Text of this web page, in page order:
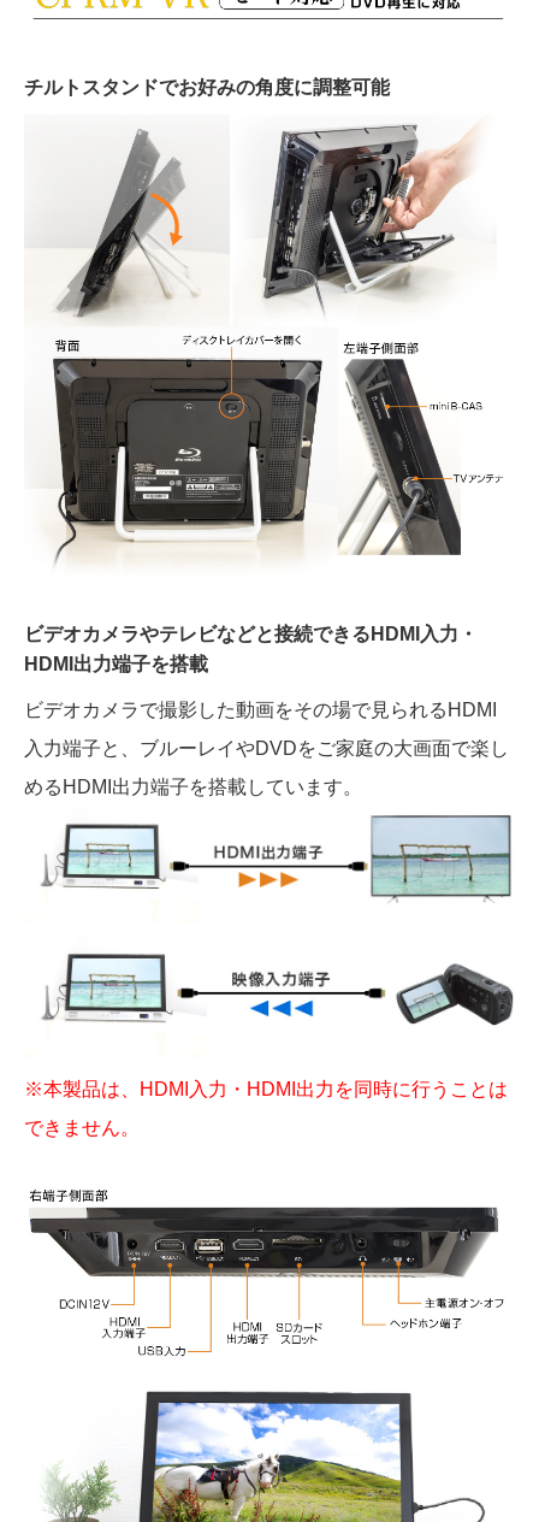
チルトスタンドでお好みの角度に調整可能
ビデオカメラやテレビなどと接続できるHDMI入力・
HDMI出力端子を搭載
ビデオカメラで撮影した動画をその場で見られるHDMI
入力端子と、ブルーレイやDVDをご家庭の大画面で楽し
めるHDMI出力端子を搭載しています。
※本製品は、HDMI入力・HDMI出力を同時に行うことは
できません。